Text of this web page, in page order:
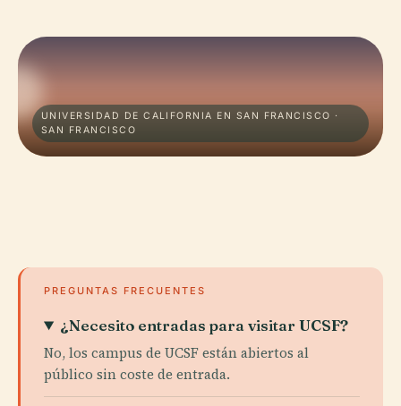
UNIVERSIDAD DE CALIFORNIA EN SAN FRANCISCO ·
SAN FRANCISCO
PREGUNTAS FRECUENTES
¿Necesito entradas para visitar UCSF?
No, los campus de UCSF están abiertos al
público sin coste de entrada.